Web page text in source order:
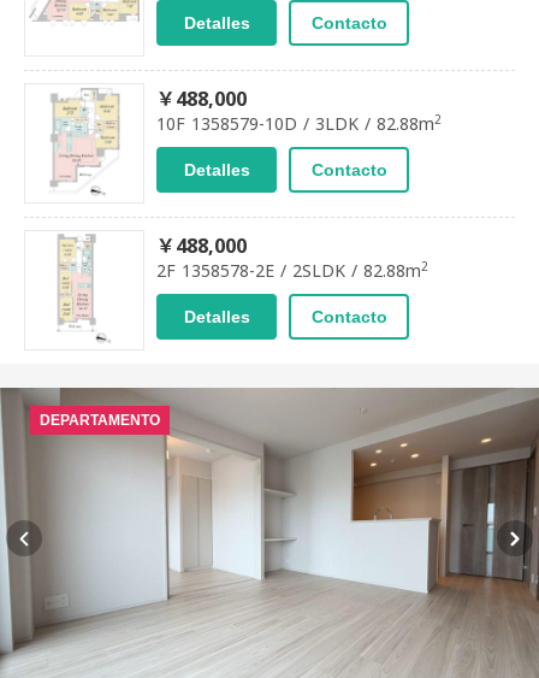
Detalles Contacto
￥488,000
10F 1358579-10D / 3LDK / 82.88m2
Detalles Contacto
￥488,000
2F 1358578-2E / 2SLDK / 82.88m2
Detalles Contacto
DEPARTAMENTO